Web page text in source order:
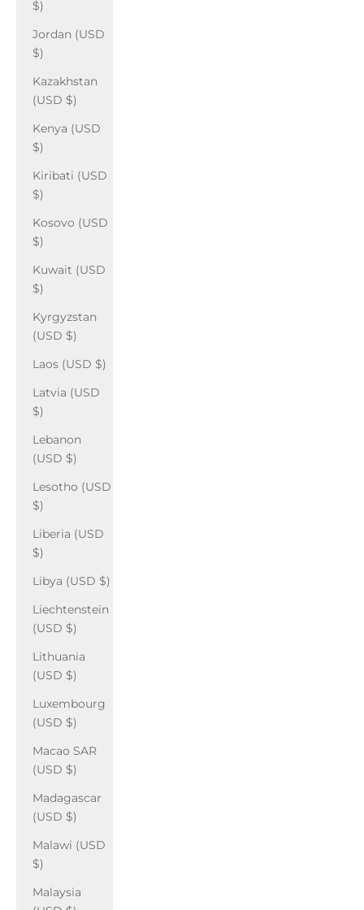
$)
Jordan (USD
$)
Kazakhstan
(USD $)
Kenya (USD
$)
Kiribati (USD
$)
Kosovo (USD
$)
Kuwait (USD
$)
Kyrgyzstan
(USD $)
Laos (USD $)
Latvia (USD
$)
Lebanon
(USD $)
Lesotho (USD
$)
Liberia (USD
$)
Libya (USD $)
Liechtenstein
(USD $)
Lithuania
(USD $)
Luxembourg
(USD $)
Macao SAR
(USD $)
Madagascar
(USD $)
Malawi (USD
$)
Malaysia